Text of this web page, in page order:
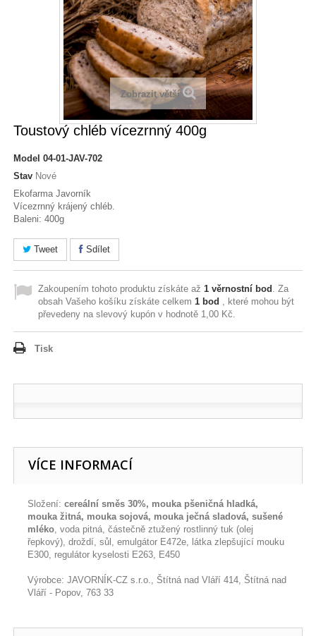
Zobrazit větší
Toustový chléb vícezrnný 400g
Model 04-01-JAV-702
Stav Nové
Ekofarma Javorník
Vícezrnný krájený chléb.
Baleni: 400g
Tweet Sdílet
Zakoupením tohoto produktu získáte až1 věrnostní bod . Za
obsah Vašeho košíku získáte celkem1 bod , které mohou být
převedeny na slevový kupón v hodnotě 1,00 Kč.
Tisk
VÍCE INFORMACÍ
Složení:cereální směs 30%, mouka pšeničná hladká,
mouka žitná, mouka sojová, mouka ječná sladová, sušené
mléko, voda pitná, částečně ztužený rostlinný tuk (olej
řepkový), droždí, sůl, emulgátor E472e, látka zlepšující mouku
E300, regulátor kyselosti E263, E450
Výrobce: JAVORNÍK-CZ s.r.o., Štítná nad Vláří 414, Štítná nad
Vláří - Popov, 763 33